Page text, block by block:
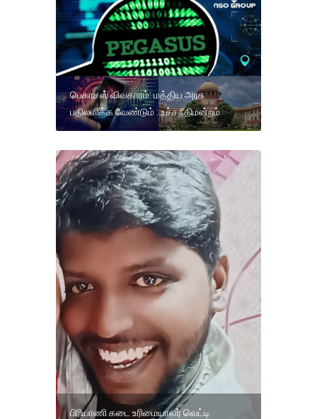
பெகாசஸ் விவகாரம்: மத்திய அரசு
பதிலளிக்க வேண்டும் : உச்சநீதிமன்றம்
பிரியாணி கடை உரிமையாளர் வெட்டி